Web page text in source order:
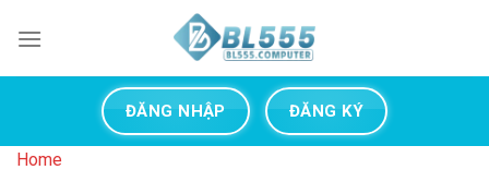
ĐĂNG NHẬP ĐĂNG KÝ
Home